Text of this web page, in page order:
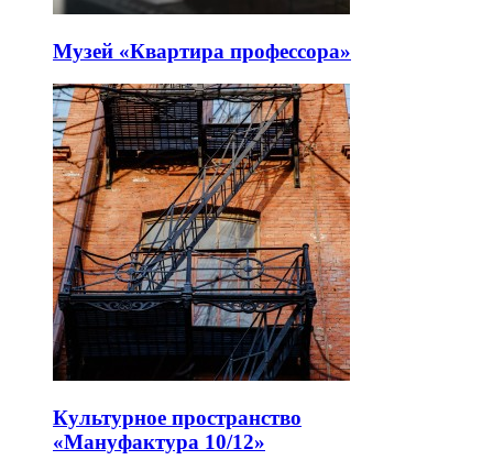
Музей «Квартира профессора»
Культурное пространство
«Мануфактура 10/12»